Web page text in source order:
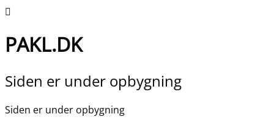
PAKL.DK
Siden er under opbygning
Siden er under opbygning